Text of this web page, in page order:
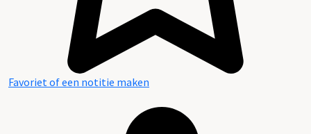
Favoriet of een notitie maken